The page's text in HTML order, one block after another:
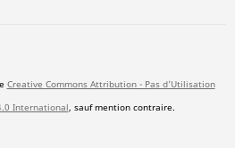
Creative Commons Attribution - Pas d'Utilisation
International, sauf mention contraire.